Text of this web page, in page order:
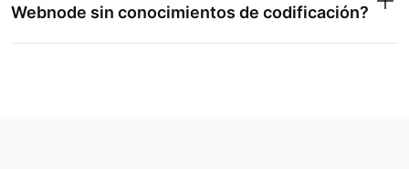
Webnode sin conocimientos de codificación?